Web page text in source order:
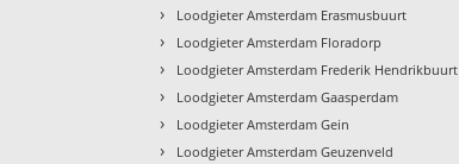
› Loodgieter Amsterdam Erasmusbuurt
› Loodgieter Amsterdam Floradorp
› Loodgieter Amsterdam Frederik Hendrikbuurt
› Loodgieter Amsterdam Gaasperdam
› Loodgieter Amsterdam Gein
› Loodgieter Amsterdam Geuzenveld